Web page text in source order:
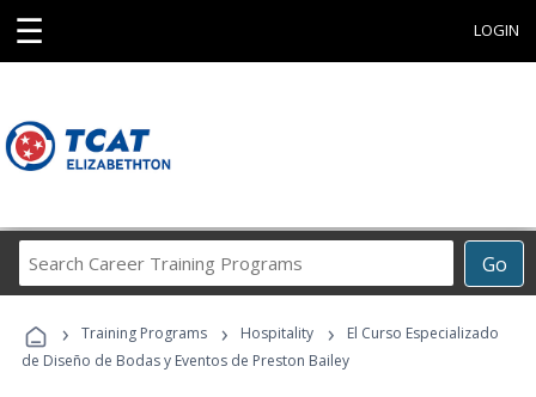
☰ LOGIN
Go
Career
Programs
› Training Programs › Hospitality ›
El Curso Especializado
de Diseño de Bodas y Eventos de Preston Bailey